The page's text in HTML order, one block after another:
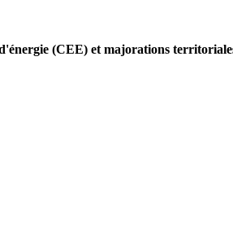
(CEE) et majorations